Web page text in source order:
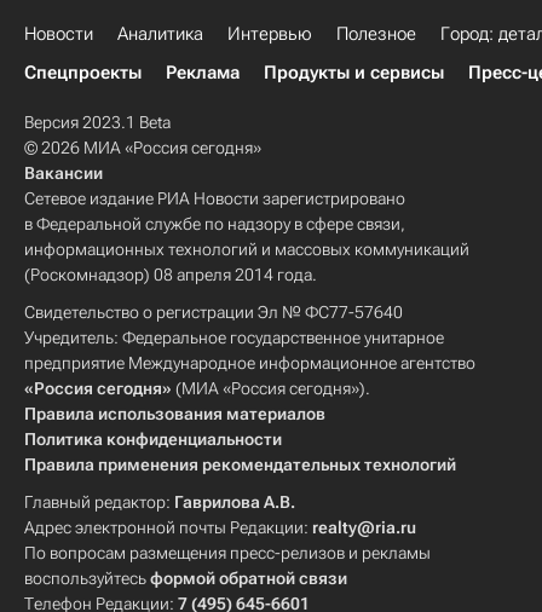
Новости Аналитика Интервью Полезное
Город:
Спецпроекты
Реклама Продукты и сервисы Пресс-
Версия 2023.1 Beta
© 2026 МИА «Россия сегодня»
Вакансии
Сетевое издание РИА Новости зарегистрировано
в Федеральной службе по надзору в сфере связи,
информационных технологий и массовых коммуникаций
(Роскомнадзор) 08 апреля 2014 года.
Свидетельство о регистрации Эл № ФС77-57640
Учредитель: Федеральное государственное унитарное
предприятие Международное информационное агентство
«Россия сегодня» (МИА «Россия сегодня»).
Правила использования материалов
Политика конфиденциальности
Правила применения рекомендательных технологий
Главный редактор: Гаврилова А.В.
Адрес электронной почты Редакции: realty@ria.ru
По вопросам размещения пресс-релизов и рекламы
воспользуйтесьформой обратной связи
Телефон Редакции: 7 (495) 645-6601